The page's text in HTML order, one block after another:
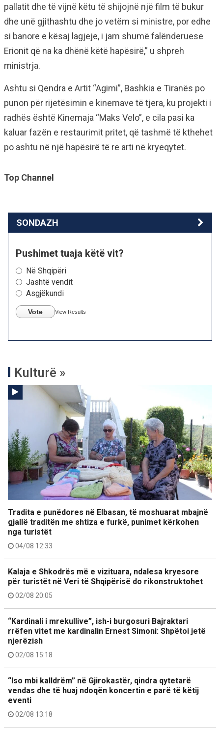
pallatit dhe të vijnë këtu të shijojnë një film të bukur
dhe unë gjithashtu dhe jo vetëm si ministre, por edhe
si banore e kësaj lagjeje, i jam shumë falënderuese
Erionit që na ka dhënë këtë hapësirë,” u shpreh
ministrja.
Ashtu si Qendra e Artit “Agimi”, Bashkia e Tiranës po
punon për rijetësimin e kinemave të tjera, ku projekti i
radhës është Kinemaja “Maks Velo”, e cila pasi ka
kaluar fazën e restaurimit pritet, që tashmë të kthehet
po ashtu në një hapësirë të re arti në kryeqytet.
Top Channel
SONDAZH
Pushimet tuaja këtë vit?
Në Shqipëri
Jashtë vendit
Asgjëkundi
Vote View Results
Kulturë »
Tradita e punëdores në Elbasan, të moshuarat mbajnë
gjallë traditën me shtiza e furkë, punimet kërkohen
nga turistët
04/08 12:33
Kalaja e Shkodrës më e vizituara, ndalesa kryesore
për turistët në Veri të Shqipërisë do rikonstruktohet
02/08 20:05
“Kardinali i mrekullive”, ish-i burgosuri Bajraktari
rrëfen vitet me kardinalin Ernest Simoni: Shpëtoi jetë
njerëzish
02/08 15:18
“Iso mbi kalldrëm” në Gjirokastër, qindra qytetarë
vendas dhe të huaj ndoqën koncertin e parë të këtij
eventi
02/08 13:18